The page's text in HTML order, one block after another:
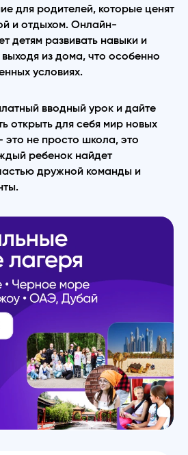
для родителей, которые ценят
и отдыхом. Онлайн-
детям развивать навыки и
выходя из дома, что особенно
условиях.
вводный урок и дайте
открыть для себя мир новых
это не просто школа, это
ребенок найдет
дружной команды и